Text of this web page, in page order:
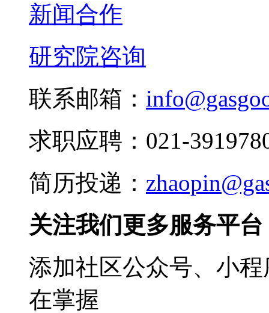
新闻合作
研究院咨询
联系邮箱：
求职应聘：021-
简历投递：
关注我们更多服务平台
添加社区公众号、小
在掌握